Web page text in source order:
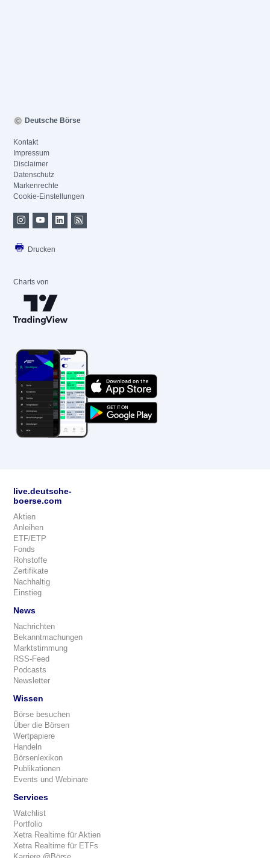
Deutsche Börse
Kontakt
Impressum
Disclaimer
Datenschutz
Markenrechte
Cookie-Einstellungen
Drucken
Charts von
live.deutsche-
boerse.com
Aktien
Anleihen
ETF/ETP
Fonds
Rohstoffe
Zertifikate
Nachhaltig
Einstieg
News
Nachrichten
Bekanntmachungen
Marktstimmung
RSS-Feed
Podcasts
Newsletter
Wissen
Börse besuchen
Über die Börsen
Wertpapiere
Handeln
Börsenlexikon
Publikationen
Events und Webinare
Services
Watchlist
Portfolio
Xetra Realtime für Aktien
Xetra Realtime für ETFs